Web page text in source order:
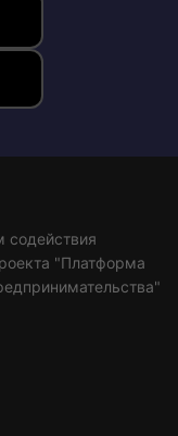
"Платформа